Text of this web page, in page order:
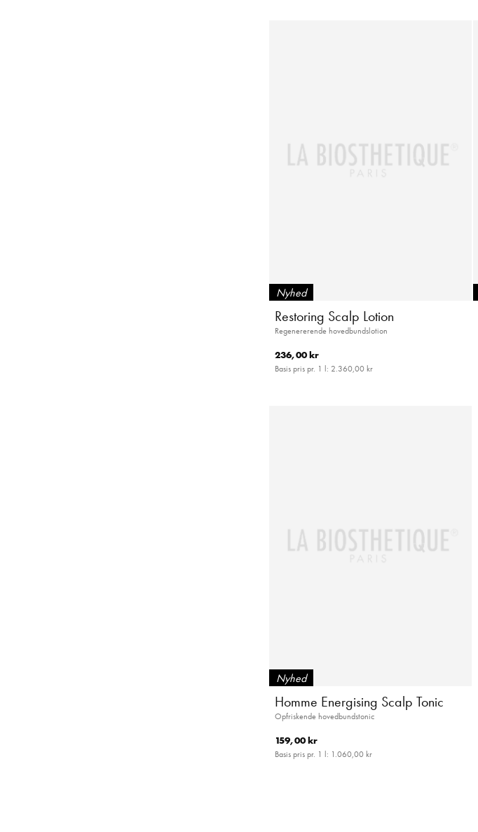
Nyhed
Restoring Scalp Lotion
Regenererende hovedbundslotion
236,00 kr
Basis pris pr. 1 l: 2.360,00 kr
Nyhed
Homme Energising Scalp Tonic
Opfriskende hovedbundstonic
159,00 kr
Basis pris pr. 1 l: 1.060,00 kr